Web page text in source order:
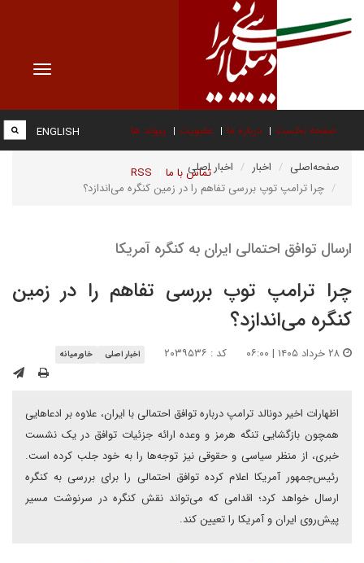
Toggle
صفحه نخست درباره ما عضویت پیوند ها
تماس با ما RSS
ENGLISH
صفحه‌اصلی اخبار
اخبار اصلی
چرا ترامپ توپ بررسی تفاهم را در زمین کنگره می‌اندازد؟
ارسال توافق احتمالی ایران به کنگره آمریکا‌
چرا ترامپ توپ بررسی تفاهم را در زمین
کنگره می‌اندازد؟
کد : ۲۰۳۹۵۳۶ اخبار اصلی خاورمیانه
اظهارات اخیر دونالد ترامپ درباره توافق احتمالی با ایران، علاوه بر ادعاهایی
همچون بازگشایی تنگه هرمز و وعده ارائه جزئیات توافق در یک نشست
خبری، از منظر سیاسی و حقوقی نیز توجه‌ها را به خود جلب کرده است.
رئیس‌جمهور آمریکا اعلام کرده‌ توافق احتمالی را برای بررسی به کنگره
ارسال خواهد کرد؛ اقدامی که می‌تواند نقش کنگره در سرنوشت مسیر
پیش‌روی ایران و آمریکا را تعیین کند.